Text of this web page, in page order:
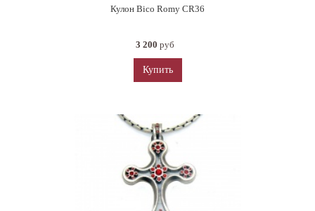
Кулон Bico Romy CR36
3 200 руб
Купить